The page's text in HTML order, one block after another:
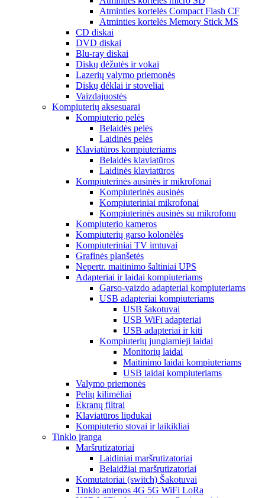
Atminties kortelės Compact Flash CF
Atminties kortelės Memory Stick MS
CD diskai
DVD diskai
Blu-ray diskai
Diskų dėžutės ir vokai
Lazerių valymo priemonės
Diskų dėklai ir stoveliai
Vaizdajuostės
Kompiuterių aksesuarai
Kompiuterio pelės
Belaidės pelės
Laidinės pelės
Klaviatūros kompiuteriams
Belaidės klaviatūros
Laidinės klaviatūros
Kompiuterinės ausinės ir mikrofonai
Kompiuterinės ausinės
Kompiuteriniai mikrofonai
Kompiuterinės ausinės su mikrofonu
Kompiuterio kameros
Kompiuterių garso kolonėlės
Kompiuteriniai TV imtuvai
Grafinės planšetės
Nepertr. maitinimo šaltiniai UPS
Adapteriai ir laidai kompiuteriams
Garso-vaizdo adapteriai kompiuteriams
USB adapteriai kompiuteriams
USB šakotuvai
USB WiFi adapteriai
USB adapteriai ir kiti
Kompiuterių jungiamieji laidai
Monitorių laidai
Maitinimo laidai kompiuteriams
USB laidai kompiuteriams
Valymo priemonės
Pelių kilimėliai
Ekranų filtrai
Klaviatūros lipdukai
Kompiuterio stovai ir laikikliai
Tinklo įranga
Maršrutizatoriai
Laidiniai maršrutizatoriai
Belaidžiai maršrutizatoriai
Komutatoriai (switch) Šakotuvai
Tinklo antenos 4G 5G WiFi LoRa